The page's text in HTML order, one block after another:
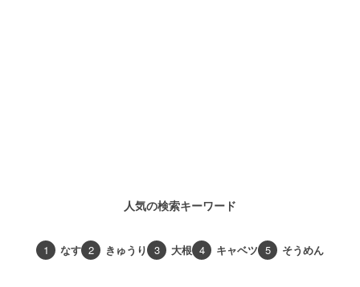
人気の検索キーワード
1 なす 2 きゅうり 3 大根 4 キャベツ 5 そうめん